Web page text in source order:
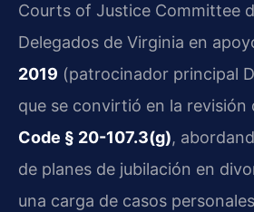
Courts of Justice Committee
Delegados de Virginia en
2019 (patrocinador principal
que se convirtió en la revisión
Code § 20-107.3(g),
de planes de jubilación en
una carga de casos